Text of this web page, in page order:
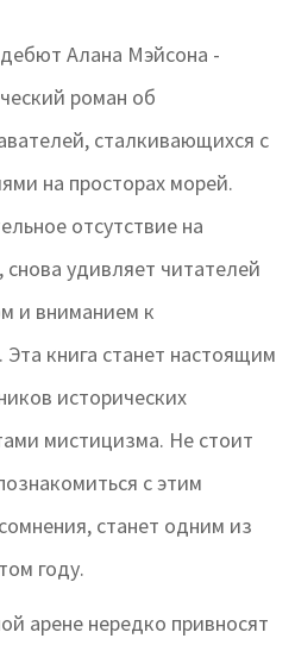
Алана Мэйсона -
роман об
сталкивающихся с
на просторах морей.
отсутствие на
удивляет читателей
и вниманием к
книга станет настоящим
исторических
мистицизма. Не стоит
с этим
станет одним из
году.
арене нередко привносят